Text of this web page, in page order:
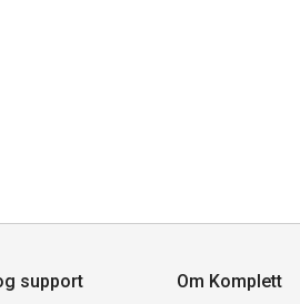
support Om Komplett